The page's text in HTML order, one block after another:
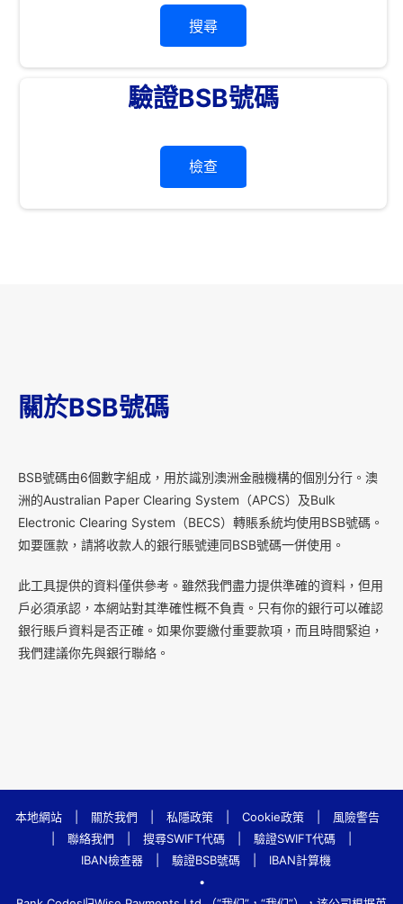
搜尋
驗證BSB號碼
檢查
關於BSB號碼
BSB號碼由6個數字組成，用於識別澳洲金融機構的個別分行。澳
洲的Australian Paper Clearing System（APCS）及Bulk
Electronic Clearing System（BECS）轉賬系統均使用BSB號碼。
如要匯款，請將收款人的銀行賬號連同BSB號碼一併使用。
此工具提供的資料僅供參考。雖然我們盡力提供準確的資料，但用
戶必須承認，本網站對其準確性概不負責。只有你的銀行可以確認
銀行賬戶資料是否正確。如果你要繳付重要款項，而且時間緊迫，
我們建議你先與銀行聯絡。
本地網站 關於我們 私隱政策 Cookie政策
風險警告
聯絡我們 搜尋SWIFT代碼 驗證SWIFT代碼
IBAN檢查器
驗證BSB號碼
IBAN計算機
•